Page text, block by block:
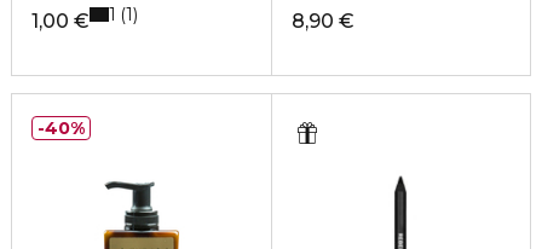
1,00 € 1 1 8,90 €
40%